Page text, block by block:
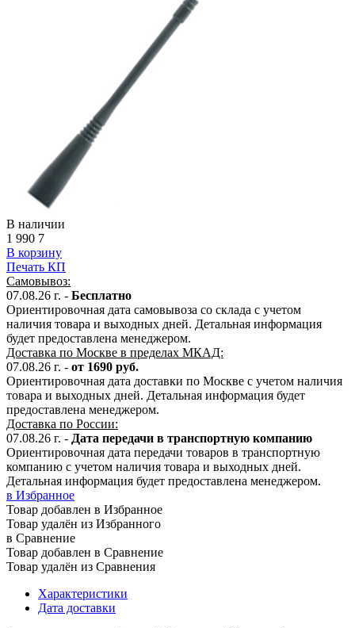
В наличии
1 990 7
В корзину
Печать КП
Самовывоз:
07.08.26 г. - Бесплатно
Ориентировочная дата самовывоза со склада с учетом
наличия товара и выходных дней. Детальная информация
будет предоставлена менеджером.
Доставка по Москве в пределах МКАД:
07.08.26 г. - от 1690 руб.
Ориентировочная дата доставки по Москве с учетом наличия
товара и выходных дней. Детальная информация будет
предоставлена менеджером.
Доставка по России:
07.08.26 г. - Дата передачи в транспортную компанию
Ориентировочная дата передачи товаров в транспортную
компанию с учетом наличия товара и выходных дней.
Детальная информация будет предоставлена менеджером.
в Избранное
Товар добавлен в Избранное
Товар удалён из Избранного
в Сравнение
Товар добавлен в Сравнение
Товар удалён из Сравнения
Характеристики
Дата доставки